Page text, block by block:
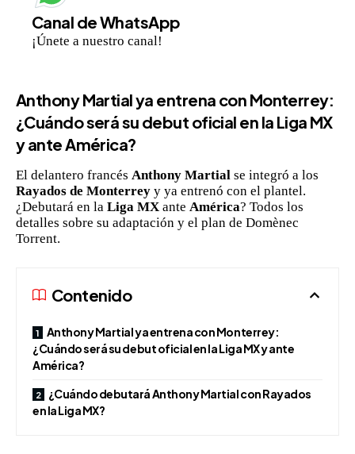
Canal de WhatsApp
¡Únete a nuestro canal!
Anthony Martial ya entrena con Monterrey:
¿Cuándo será su debut oficial en la Liga MX
y ante América?
El delantero francés Anthony Martial se integró a los
Rayados de Monterrey y ya entrenó con el plantel.
¿Debutará en la Liga MX ante América? Todos los
detalles sobre su adaptación y el plan de Domènec
Torrent.
Contenido
Anthony Martial ya entrena con Monterrey:
¿Cuándo será su debut oficial en la Liga MX y ante
América?
¿Cuándo debutará Anthony Martial con Rayados
en la Liga MX?